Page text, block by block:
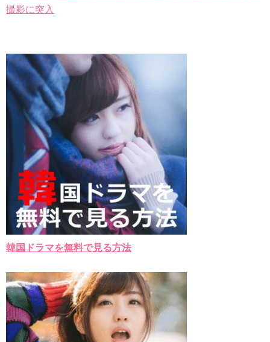
撮影に突入
韓国ドラマを無料で見る方法